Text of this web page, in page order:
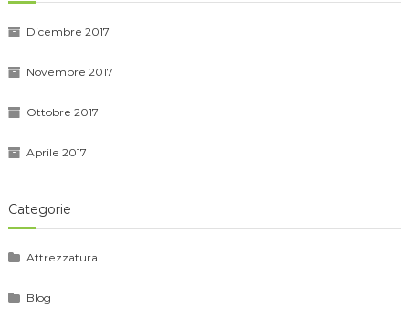
Dicembre 2017
Novembre 2017
Ottobre 2017
Aprile 2017
Categorie
Attrezzatura
Blog